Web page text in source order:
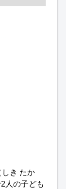
き たか
人の子ども